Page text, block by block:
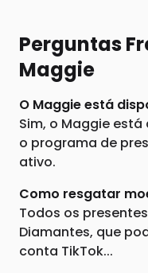
Perguntas
Maggie
O Maggie está
Sim, o Maggie
o programa de
ativo.
Como resgatar
Todos os
Diamantes, que
conta TikTok...